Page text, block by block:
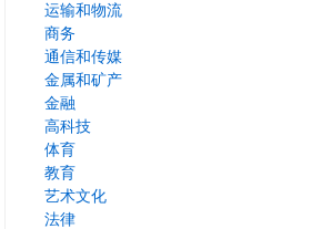
运输和物流
商务
通信和传媒
金属和矿产
金融
高科技
体育
教育
艺术文化
法律